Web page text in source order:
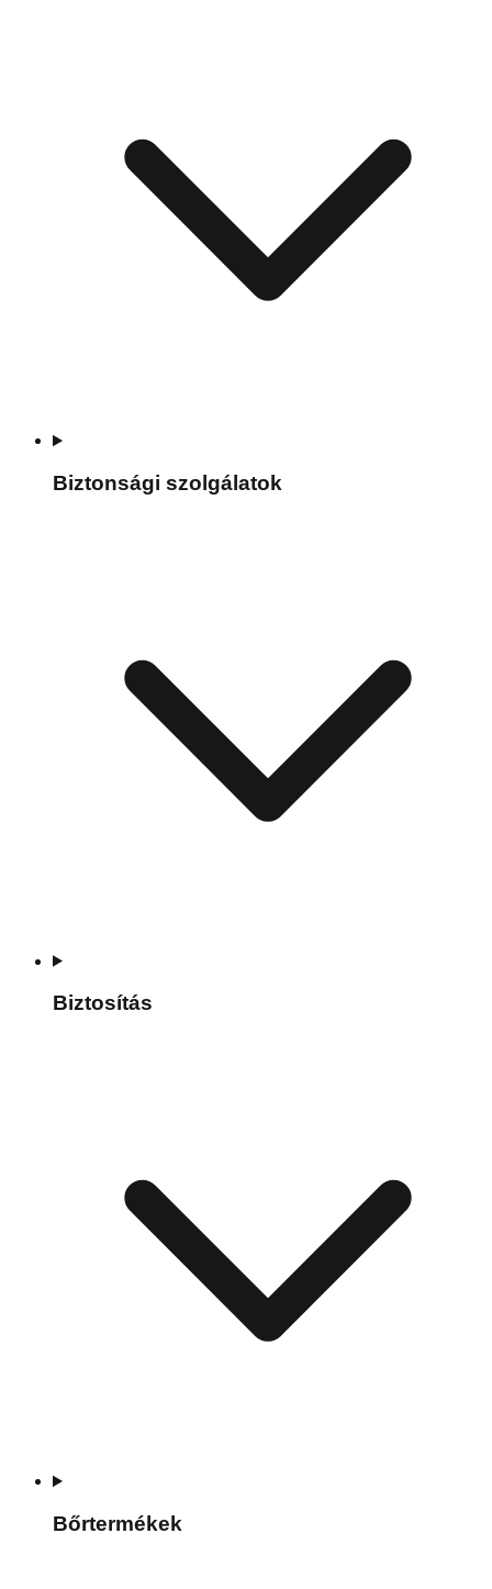
Biztonsági szolgálatok
Biztosítás
Bőrtermékek